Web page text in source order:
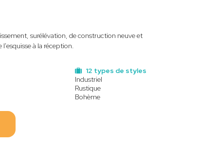
surélévation, de construction neuve et
à la réception.
12 types de styles
Industriel
Rustique
Bohème